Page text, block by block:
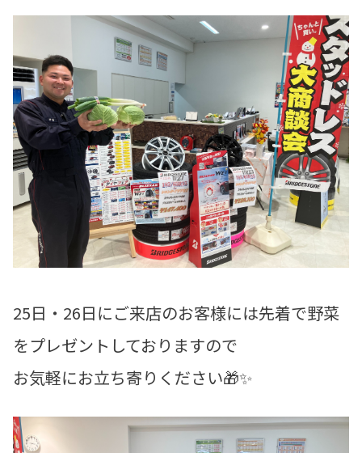
25日・26日にご来店のお客様には先着で野菜
をプレゼントしておりますので
お気軽にお立ち寄りください🎁✨